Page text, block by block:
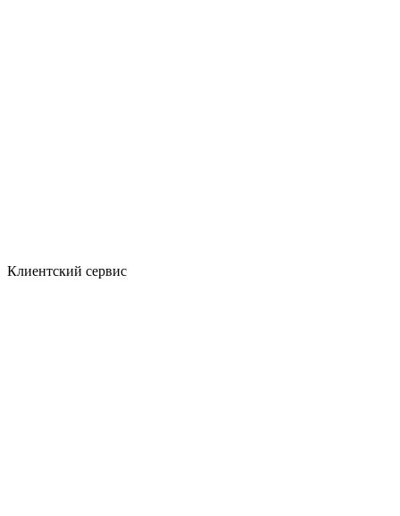
Клиентский сервис